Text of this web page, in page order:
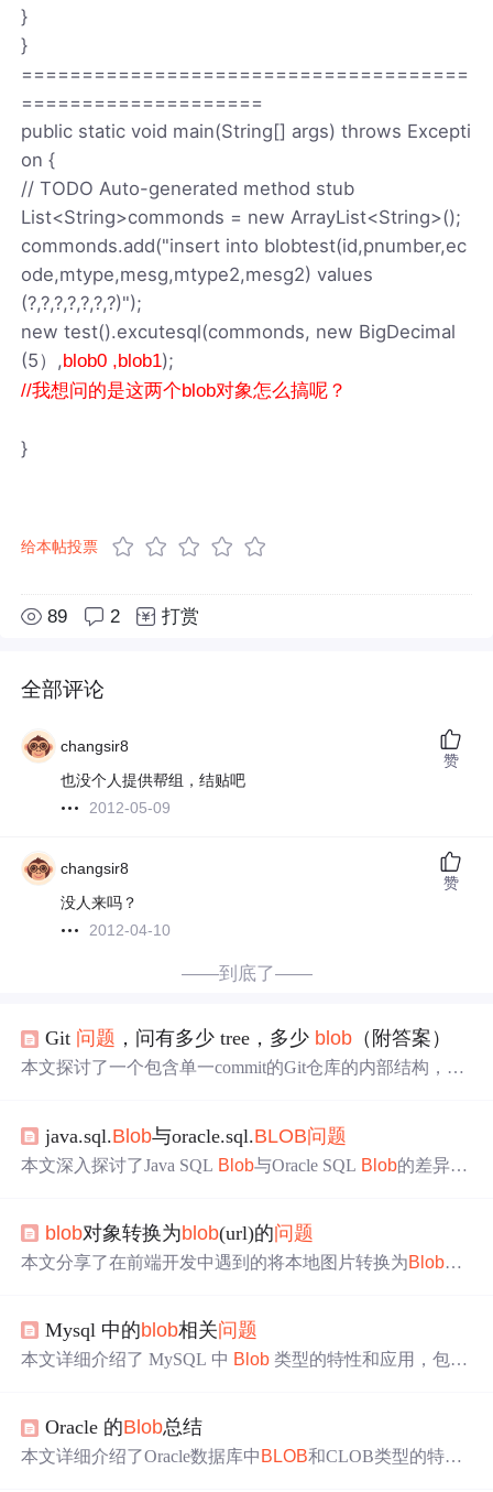
}
}
=====================================
====================
public static void main(String[] args) throws Excepti
on {
// TODO Auto-generated method stub
List<String>commonds = new ArrayList<String>();
commonds.add("insert into blobtest(id,pnumber,ec
ode,mtype,mesg,mtype2,mesg2) values
(?,?,?,?,?,?,?)");
new test().excutesql(commonds, new BigDecimal
(5）,blob0 ,blob1);
//我想问的是这两个blob对象怎么搞呢？
}
给本帖投票
89 2 打赏
全部评论
changsir8
也没个人提供帮组，结贴吧
2012-05-09
赞
changsir8
没人来吗？
2012-04-10
赞
——到底了——
Git 问题 ，问有多少 tree，多少 blob （附答案）
本文探讨了一个包含单一commit的Git仓库的内部结构，分
java.sql.Blob与oracle.sql.BLOB问题
本文深入探讨了Java SQL Blob与Oracle SQL Blob的差异，
何通过特定API解决类型不匹配问题。
blob对象转换为blob(url)的问题
本文分享了在前端开发中遇到的将本地图片转换为Blob对
RL方法创建Blob链接。
Mysql 中的blob相关问题
本文详细介绍了 MySQL 中 Blob 类型的特性和应用，包括
Blob操作的影响，并讨论了效率
Oracle 的Blob总结
本文详细介绍了Oracle数据库中 BLOB和CLOB类型的特性